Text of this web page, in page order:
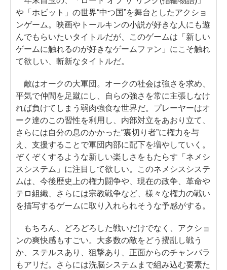
や「ホビット」の世界“中つ国”を舞台としたアクショ
ンゲーム。映画やトールキンの小説が好きな人にも遊
んでもらいたいタイトルだが、このゲームは「新しい
ゲームに触れるのが好きなゲームファン」にこそ触れ
て欲しい、斬新なタイトルだ。
敵はオークの大軍団。オークの社会は強さを求め、
平気で仲間を足蹴にし、自らの強さを常に主張しなけ
れば負けてしまう弱肉強食な世界だ。プレーヤーはオ
ーク達のこの習性を利用し、内部対立をあおり立て、
さらには自分の息のかかった“裏切り者”に権力を与
え、支援することで軍団内部に配下を増やしていく。
ぞくぞくするような新しい楽しさをもたらす「ネメシ
スシステム」に注目して欲しい。このネメシスシステ
ムは、今後歴史上の権力闘争や、現在の政争、革命や
テロ組織、さらには宗教戦争など、様々な権力の戦い
を描写するゲームに取り入れられそうな予感がする。
もちろん、どろどろした戦いだけでなく、アクショ
ンの爽快感もすごい。大多数の敵をどう攪乱し戦う
か、ステルスあり、狙撃あり、正面からのチャンバラ
もアリだ。さらには洗脳システムまで組み込む要素た